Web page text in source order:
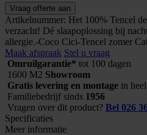
Tencel
zomer
aantal
Vraag offerte aan
Artikelnummer: Het 100% Tencel
verzacht! Dé slaapoplossing bij
allergie.-Coco Cici-Tencel zomer
Maak afspraak Stel u vraag
Omruilgarantie* tot 100 dagen
1600 M2 Showroom
Gratis levering en montage in
Familiebedrijf sinds 1956
Vragen over dit product? Bel 026
Specificaties
Meer informatie